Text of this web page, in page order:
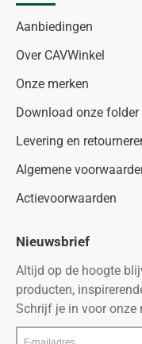
Aanbiedingen
Over CAVWinkel
Onze merken
Download onze folder
Levering en
Algemene
Actievoorwaarden
Nieuwsbrief
Altijd op de hoogte
producten,
Schrijf je in voor onze